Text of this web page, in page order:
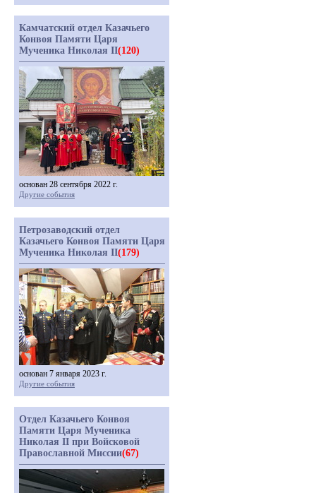
Камчатский отдел Казачьего
Конвоя Памяти Царя
Мученика Николая II(120)
основан 28 сентября 2022 г.
Другие события
Петрозаводский отдел
Казачьего Конвоя Памяти Царя
Мученика Николая II(179)
основан 7 января 2023 г.
Другие события
Отдел Казачьего Конвоя
Памяти Царя Мученика
Николая II при Войсковой
Православной Миссии(67)